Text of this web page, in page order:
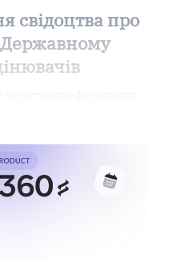
свідоцтва про
Державному